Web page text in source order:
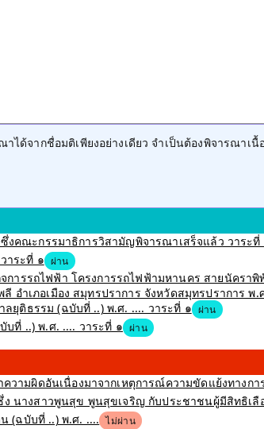
ได้จากชื่อมติเพียงอย่างเดียว จำเป็นต้องพิจารณา
คณะกรรมาธิการวิสามัญพิจารณาเสร็จแล้ว วาระที่
าระที่ ๑ ผ่าน
ารรถไฟฟ้า โครงการรถไฟฟ้ามหานคร สายนัครา
ลี อำเภอเมือง สมุทรปราการ จังหวัดสมุทรปรากา
ยุติธรรม (ฉบับที่ ..) พ.ศ. .... วาระที่ ๑ ผ่าน
ที่ ..) พ.ศ. .... วาระที่ ๑ ผ่าน
ามผิดอันเนื่องมาจากเหตุการณ์ความขัดแย้งทางก
นางสาวพูนสุข พูนสุขเจริญ กับประชาชนผู้มีสิทธิเ
(ฉบับที่ ..) พ.ศ. .... ไม่ผ่าน